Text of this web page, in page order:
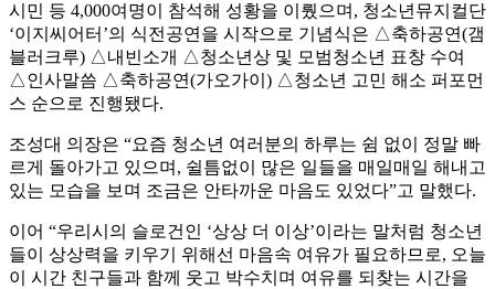
시민 등 4,000여명이 참석해 성황을 이뤘으며, 청소년뮤지컬단
‘이지씨어터’의 식전공연을 시작으로 기념식은 △축하공연(갬
블러크루) △내빈소개 △청소년상 및 모범청소년 표창 수여
△인사말씀 △축하공연(가오가이) △청소년 고민 해소 퍼포먼
스 순으로 진행됐다.
조성대 의장은 “요즘 청소년 여러분의 하루는 쉼 없이 정말 빠
르게 돌아가고 있으며, 쉴틈없이 많은 일들을 매일매일 해내고
있는 모습을 보며 조금은 안타까운 마음도 있었다”고 말했다.
이어 “우리시의 슬로건인 ‘상상 더 이상’이라는 말처럼 청소년
들이 상상력을 키우기 위해선 마음속 여유가 필요하므로, 오늘
이 시간 친구들과 함께 웃고 박수치며 여유를 되찾는 시간을